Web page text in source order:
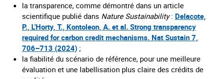
la transparence, comme démontré dans un article
scientifique publié dans Nature Sustainability: Delacote,
P., L’Horty, T., Kontoleon, A. et al. Strong transparency
required for carbon credit mechanisms. Nat Sustain 7,
706–713 (2024) ;
la fiabilité du scénario de référence, pour une meilleure
évaluation et une labellisation plus claire des crédits de